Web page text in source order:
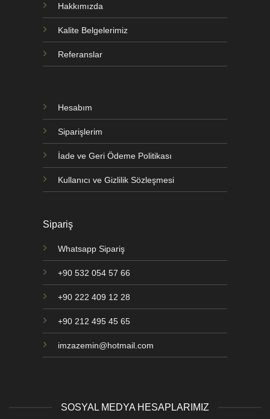
Hakkımızda
Kalite Belgelerimiz
Referanslar
Hesabım
Siparişlerim
İade ve Geri Ödeme Politikası
Kullanıcı ve Gizlilik Sözleşmesi
Sipariş
Whatsapp Sipariş
+90 532 054 57 66
+90 222 409 12 28
+90 212 495 45 65
imzazemin@hotmail.com
SOSYAL MEDYA HESAPLARIMIZ